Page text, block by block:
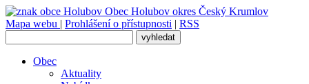
Obec Holubov okres Český Krumlov
Mapa webu | Prohlášení o přístupnosti | RSS
Obec
Aktuality